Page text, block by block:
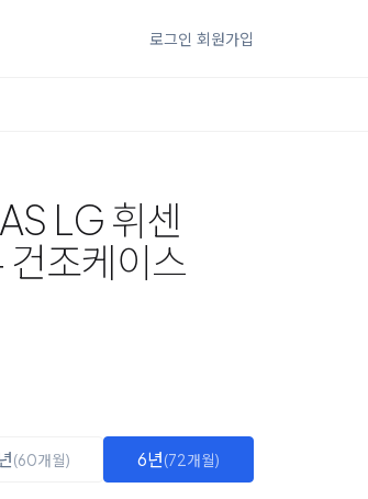
로그인 회원가입
LG 휘센
조케이스
(60개월) 6년(72개월)